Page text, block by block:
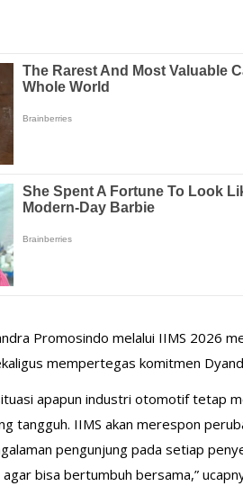
Promosindo melalui IIMS 2026
mempertegas komitmen
apapun industri otomotif tetap
tangguh. IIMS akan merespon
pengunjung pada setiap
bisa bertumbuh bersama,”